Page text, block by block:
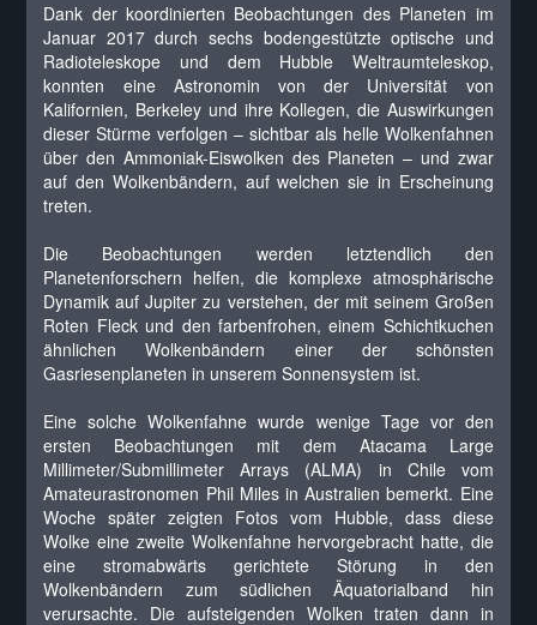
Dank der koordinierten Beobachtungen des Planeten im
Januar 2017 durch sechs bodengestützte optische und
Radioteleskope und dem Hubble Weltraumteleskop,
konnten eine Astronomin von der Universität von
Kalifornien, Berkeley und ihre Kollegen, die Auswirkungen
dieser Stürme verfolgen – sichtbar als helle Wolkenfahnen
über den Ammoniak-Eiswolken des Planeten – und zwar
auf den Wolkenbändern, auf welchen sie in Erscheinung
treten.
Die Beobachtungen werden letztendlich den
Planetenforschern helfen, die komplexe atmosphärische
Dynamik auf Jupiter zu verstehen, der mit seinem Großen
Roten Fleck und den farbenfrohen, einem Schichtkuchen
ähnlichen Wolkenbändern einer der schönsten
Gasriesenplaneten in unserem Sonnensystem ist.
Eine solche Wolkenfahne wurde wenige Tage vor den
ersten Beobachtungen mit dem Atacama Large
Millimeter/Submillimeter Arrays (ALMA) in Chile vom
Amateurastronomen Phil Miles in Australien bemerkt. Eine
Woche später zeigten Fotos vom Hubble, dass diese
Wolke eine zweite Wolkenfahne hervorgebracht hatte, die
eine stromabwärts gerichtete Störung in den
Wolkenbändern zum südlichen Äquatorialband hin
verursachte. Die aufsteigenden Wolken traten dann in